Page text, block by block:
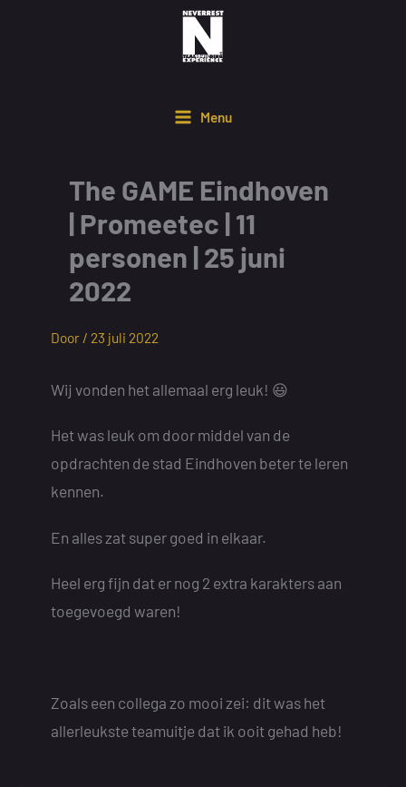
Menu
The GAME Eindhoven
| Promeetec | 11
personen | 25 juni
2022
Door / 23 juli 2022
Wij vonden het allemaal erg leuk! 😃
Het was leuk om door middel van de
opdrachten de stad Eindhoven beter te leren
kennen.
En alles zat super goed in elkaar.
Heel erg fijn dat er nog 2 extra karakters aan
toegevoegd waren!
Zoals een collega zo mooi zei: dit was het
allerleukste teamuitje dat ik ooit gehad heb!